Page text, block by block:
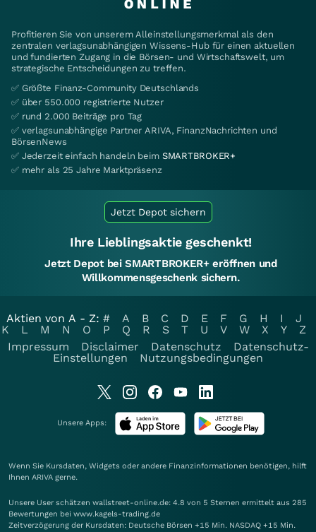
Profitieren Sie von unserem Alleinstellungsmerkmal als den
zentralen verlagsunabhängigen Wissens-Hub für einen aktuellen
und fundierten Zugang in die Börsen- und Wirtschaftswelt, um
strategische Entscheidungen zu treffen.
✅ Größte Finanz-Community Deutschlands
✅ über 550.000 registrierte Nutzer
✅ rund 2.000 Beiträge pro Tag
✅ verlagsunabhängige Partner ARIVA, FinanzNachrichten und
BörsenNews
✅ Jederzeit einfach handeln beim SMARTBROKER+
✅ mehr als 25 Jahre Marktpräsenz
Jetzt Depot sichern
Ihre Lieblingsaktie geschenkt!
Jetzt Depot bei SMARTBROKER+ eröffnen und
Willkommensgeschenk sichern.
Aktien von A - Z: # A B C D E F G H I
J
K
L M N O P Q R S T U V W X Y
Z
Impressum
Disclaimer Datenschutz
Datenschutz-
Einstellungen
Nutzungsbedingungen
Unsere Apps:
Wenn Sie Kursdaten, Widgets oder andere Finanzinformationen benötigen, hilft
Ihnen ARIVA gerne.
Unsere User schätzen wallstreet-online.de: 4.8 von 5 Sternen ermittelt aus 285
Bewertungen bei www.kagels-trading.de
Zeitverzögerung der Kursdaten: Deutsche Börsen +15 Min. NASDAQ +15 Min.